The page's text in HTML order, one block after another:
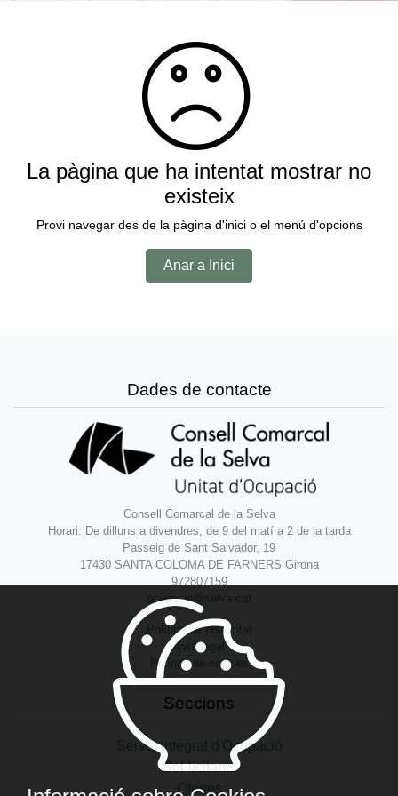
La pàgina que ha intentat mostrar no
existeix
Provi navegar des de la pàgina d'inici o el menú d'opcions
Anar a Inici
Dades de contacte
Consell Comarcal de la Selva
Horari: De dilluns a divendres, de 9 del matí a 2 de la tarda
Passeig de Sant Salvador, 19
17430 SANTA COLOMA DE FARNERS Girona
972807159
ocupacio@selva.cat
Política de privacitat
Avís legal
Política de cookies
Seccions
Servei Integral d'Ocupació
Sol·licitants
Ofertes